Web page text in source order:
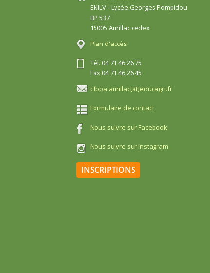
ENILV - Lycée Georges Pompidou
BP 537
15005 Aurillac cedex
Plan d'accès
Tél. 04 71 46 26 75
Fax 04 71 46 26 45
cfppa.aurillac[at]educagri.fr
Formulaire de contact
Nous suivre sur Facebook
Nous suivre sur Instagram
INSCRIPTIONS